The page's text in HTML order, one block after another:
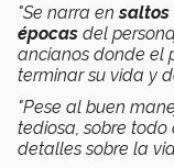
"Se narra ensaltos
épocas del
ancianos donde el
terminar su vida y
"Pese al buen
tediosa, sobre
detalles sobre la